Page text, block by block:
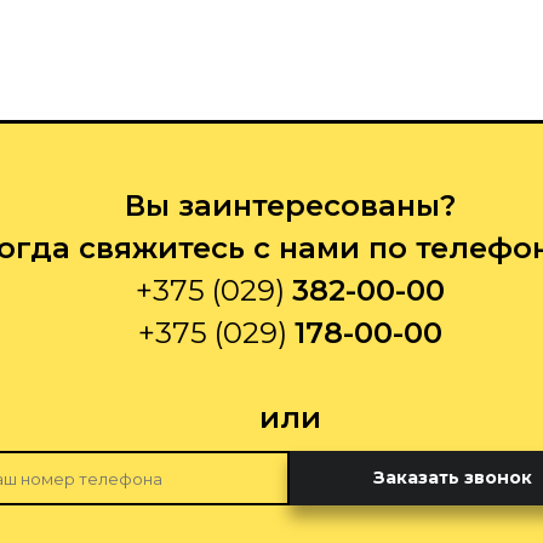
Вы заинтересованы?
свяжитесь с нами по
+375 (029) 382-00-00
+375 (029) 178-00-00
или
Заказать звонок